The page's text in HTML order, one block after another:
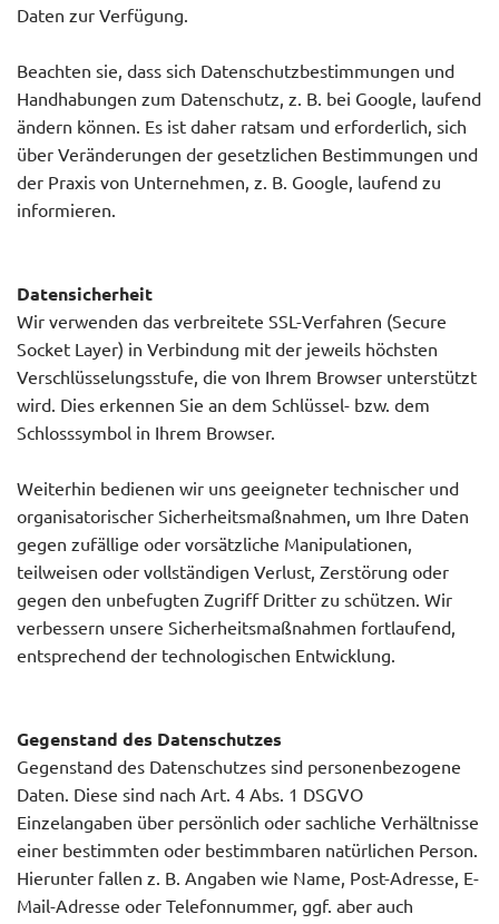
Daten zur Verfügung.
Beachten sie, dass sich Datenschutzbestimmungen und
Handhabungen zum Datenschutz, z. B. bei Google, laufend
ändern können. Es ist daher ratsam und erforderlich, sich
über Veränderungen der gesetzlichen Bestimmungen und
der Praxis von Unternehmen, z. B. Google, laufend zu
informieren.
Datensicherheit
Wir verwenden das verbreitete SSL-Verfahren (Secure
Socket Layer) in Verbindung mit der jeweils höchsten
Verschlüsselungsstufe, die von Ihrem Browser unterstützt
wird. Dies erkennen Sie an dem Schlüssel- bzw. dem
Schlosssymbol in Ihrem Browser.
Weiterhin bedienen wir uns geeigneter technischer und
organisatorischer Sicherheitsmaßnahmen, um Ihre Daten
gegen zufällige oder vorsätzliche Manipulationen,
teilweisen oder vollständigen Verlust, Zerstörung oder
gegen den unbefugten Zugriff Dritter zu schützen. Wir
verbessern unsere Sicherheitsmaßnahmen fortlaufend,
entsprechend der technologischen Entwicklung.
Gegenstand des Datenschutzes
Gegenstand des Datenschutzes sind personenbezogene
Daten. Diese sind nach Art. 4 Abs. 1 DSGVO
Einzelangaben über persönlich oder sachliche Verhältnisse
einer bestimmten oder bestimmbaren natürlichen Person.
Hierunter fallen z. B. Angaben wie Name, Post-Adresse, E-
Mail-Adresse oder Telefonnummer, ggf. aber auch